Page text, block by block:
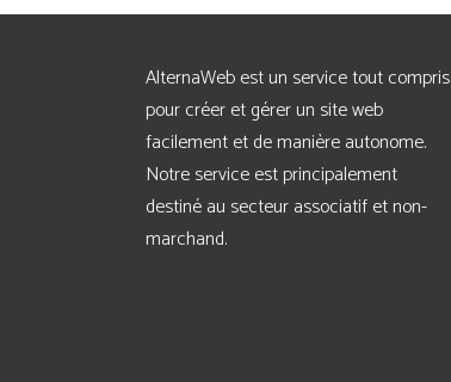
AlternaWeb est un service tout compris
pour créer et gérer un site web
facilement et de manière autonome.
Notre service est principalement
destiné au secteur associatif et non-
marchand.